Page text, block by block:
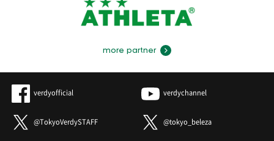
more partner
verdyofficial verdychannel
@TokyoVerdySTAFF @tokyo_beleza